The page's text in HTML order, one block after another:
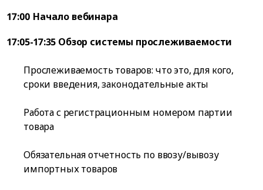
17:00 Начало вебинара
17:05-17:35 Обзор системы прослеживаемости
Прослеживаемость товаров: что это, для кого,
сроки введения, законодательные акты
Работа с регистрационным номером партии
товара
Обязательная отчетность по ввозу/вывозу
импортных товаров